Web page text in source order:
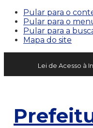
Pular para o
Pular para o
Pular para a
Mapa do site
Lei de Acesso à